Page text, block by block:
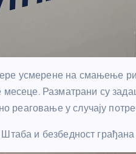
усмерене на смањење
месеце. Разматрани су
реаговање у случају
и безбедност